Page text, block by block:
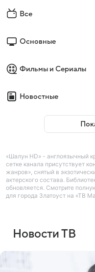
Все
Основные
Фильмы и Сериалы
Новостные
«Шалун HD» - англоязычный
сетке канала присутствует
жанров», снятый в
актерского состава.
обновляется. Смотрите
для города Златоуст на «ТВ
Новости ТВ